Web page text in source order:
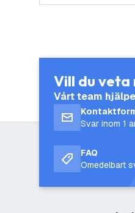
Vill du
Vårt team
Svar inom 1
FAQ
Omedelbart